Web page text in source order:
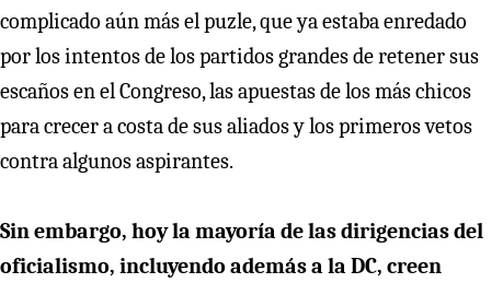
complicado aún más el puzle, que ya estaba enredado
por los intentos de los partidos grandes de retener sus
escaños en el Congreso, las apuestas de los más chicos
para crecer a costa de sus aliados y los primeros vetos
contra algunos aspirantes.
Sin embargo, hoy la mayoría de las dirigencias del
oficialismo, incluyendo además a la DC, creen